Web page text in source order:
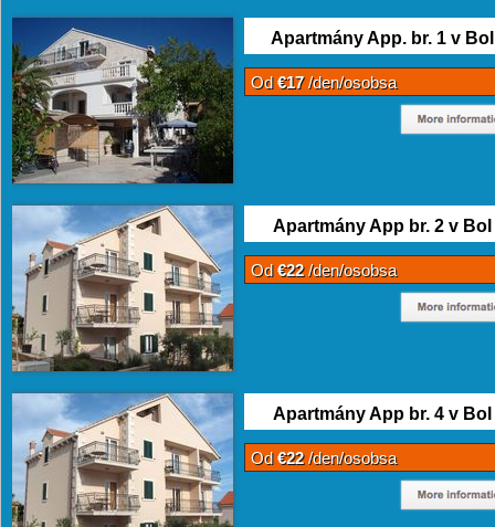
Apartmány App. br. 1 v Bol
Od€17/den/osobsa
Apartmány App br. 2 v Bol
Od€22/den/osobsa
Apartmány App br. 4 v Bol
Od€22/den/osobsa